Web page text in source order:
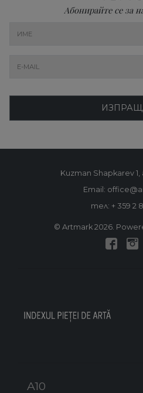
Абонирайте се за
Kuzman Shapkarev 1,
Email:
тел: + 359 2
© Artmark 2026.
A10